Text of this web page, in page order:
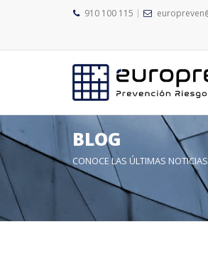
910 100 115
BLOG
CONOCE LAS ÚLTIMAS